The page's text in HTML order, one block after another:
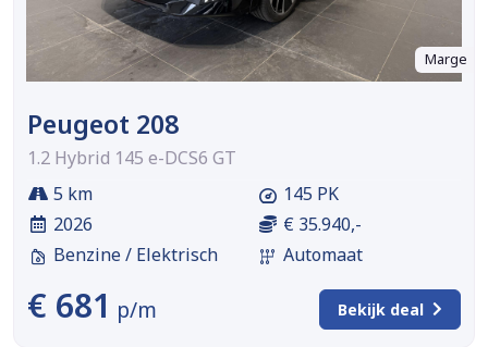
Marge
Peugeot 208
1.2 Hybrid 145 e-DCS6 GT
5 km
2026
Benzine / Elektrisch
145 PK
€ 35.940,-
Automaat
€ 681 p/m Bekijk deal